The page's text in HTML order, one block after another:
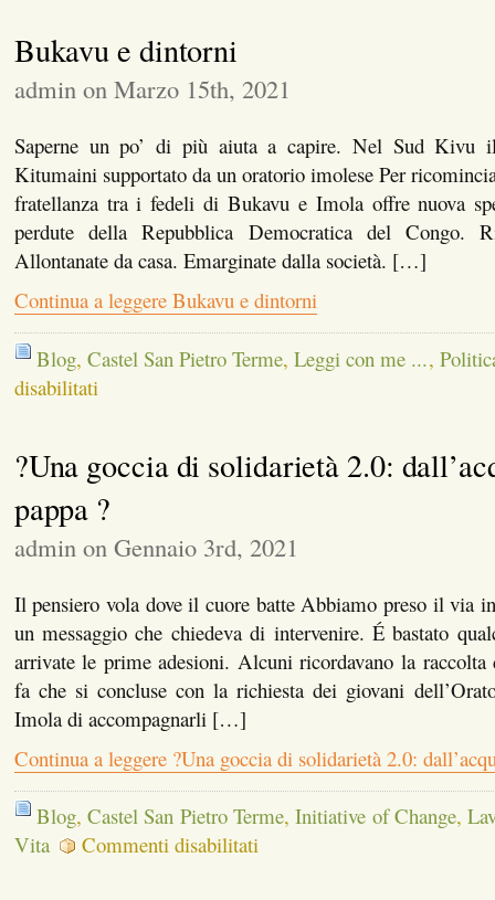
Bukavu e dintorni
admin on Marzo 15th, 2021
Saperne un po’ di più aiuta a capire. Nel Sud Kivu
Kitumaini supportato da un oratorio imolese Per
fratellanza tra i fedeli di Bukavu e Imola offre nuova
perdute della Repubblica Democratica del Congo.
Allontanate da casa. Emarginate dalla società. […]
Continua a leggere Bukavu e dintorni
Blog, Castel San Pietro Terme,Leggi con me ...,
disabilitatisu
Bukavu
?Una goccia di solidarietà 2.0:
pappa ?
admin on Gennaio 3rd, 2021
Il pensiero vola dove il cuore batte Abbiamo preso il via
un messaggio che chiedeva di intervenire. É bastato
arrivate le prime adesioni. Alcuni ricordavano la
fa che si concluse con la richiesta dei giovani
Imola di accompagnarli […]
Continua a leggere ?Una goccia di solidarietà 2.0:
Blog,Castel San Pietro Terme,Initiative of Change,
Vita
Commenti disabilitatisu
?